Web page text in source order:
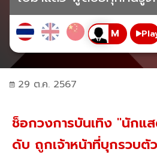
29 ต.ค. 2567
ช็อกวงการบันเทิง "นักแ
ดับ ถูกเจ้าหน้าที่บุกรวบ